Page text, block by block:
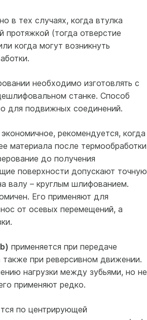
в тех случаях, когда втулка
протяжкой (тогда отверстие
когда могут возникнуть
необходимо изготовлять с
станке. Способ
для подвижных соединений.
рекомендуется, когда
материала после термообработки
до получения
поверхности допускают точную
валу – круглым шлифованием.
Его применяют для
от осевых перемещений, а
применяется при передаче
при реверсивном движении.
нагрузки между зубьями, но не
применяют редко.
по центрирующей